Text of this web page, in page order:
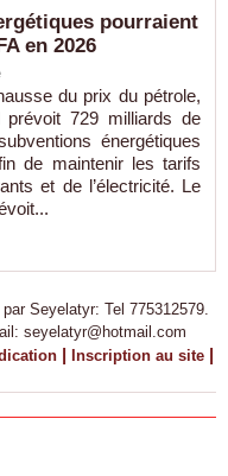
pourraient
en 2026
du prix du pétrole,
prévoit 729 milliards de
énergétiques
de maintenir les tarifs
et de l’électricité. Le
Seyelatyr: Tel 775312579.
seyelatyr@hotmail.com
| Inscription au site |